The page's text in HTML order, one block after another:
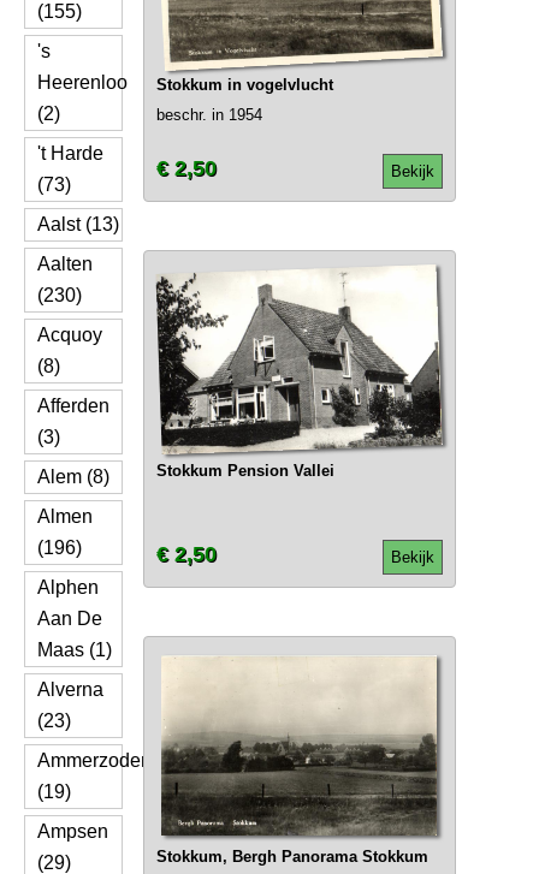
(155)
's
Heerenloo
(2)
't Harde
(73)
Aalst (13)
Aalten
(230)
Acquoy
(8)
Afferden
(3)
Alem (8)
Almen
(196)
Alphen
Aan De
Maas (1)
Alverna
(23)
Ammerzoden
(19)
Ampsen
(29)
Stokkum in vogelvlucht
beschr. in 1954
Bekijk
€ 2,50
Stokkum Pension Vallei
Bekijk
€ 2,50
Stokkum, Bergh Panorama Stokkum